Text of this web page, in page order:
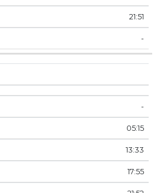
21:51
-
-
05:15
13:33
17:55